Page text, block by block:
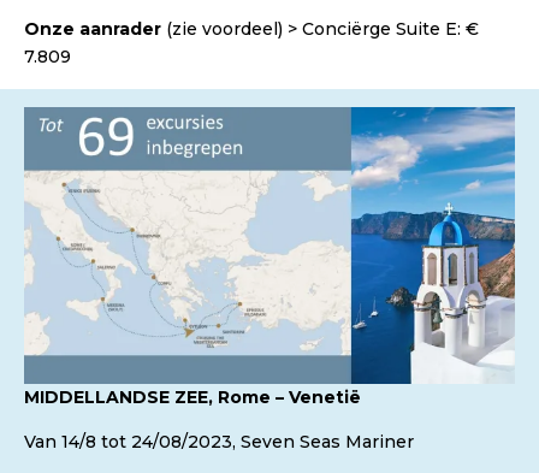
Onze aanrader (zie voordeel) > Conciërge Suite E: €
7.809
MIDDELLANDSE ZEE, Rome – Venetië
Van 14/8 tot 24/08/2023, Seven Seas Mariner